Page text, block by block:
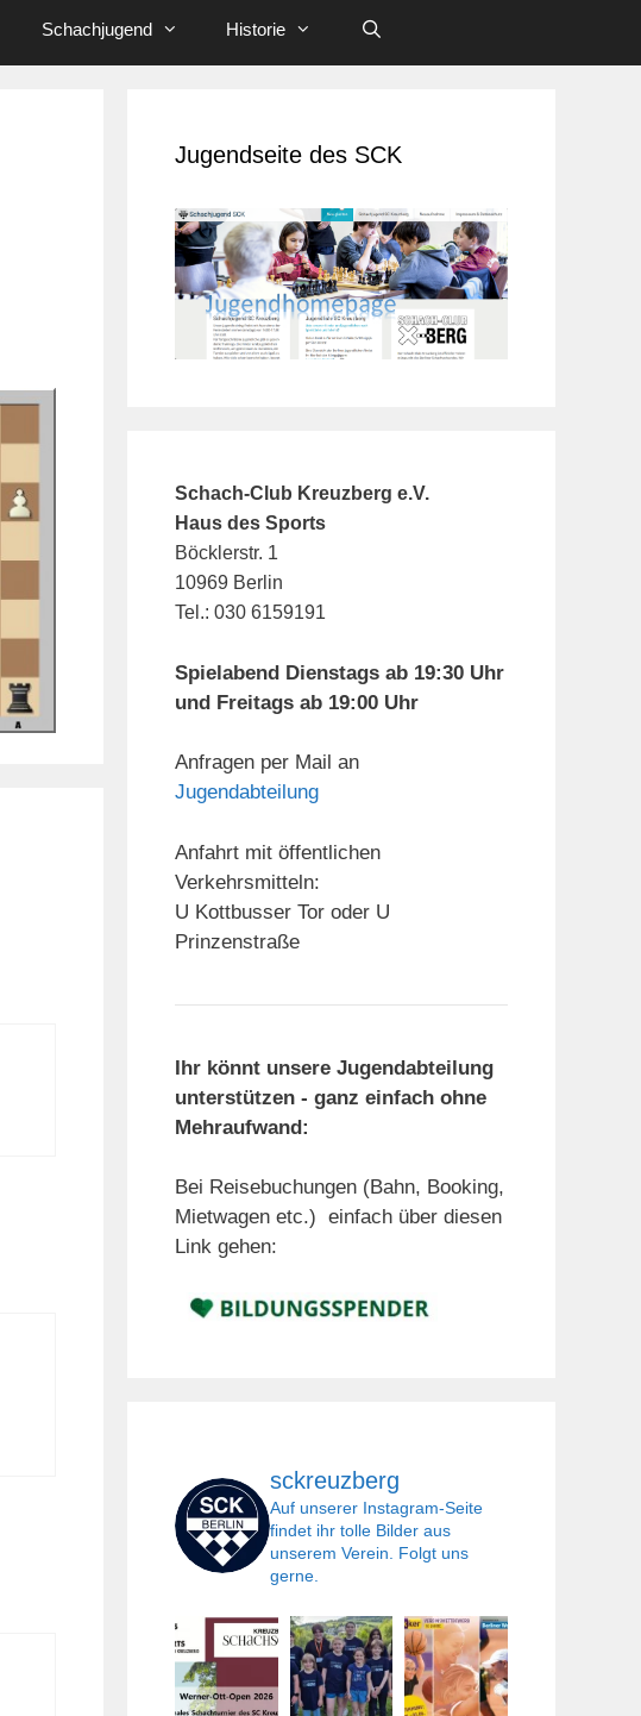
Schachjugend Historie
Jugendseite des SCK
Schach-Club Kreuzberg e.V.
Haus des Sports
Böcklerstr. 1
10969 Berlin
Tel.: 030 6159191
Spielabend Dienstags ab 19:30 Uhr
und Freitags ab 19:00 Uhr
Anfragen per Mail an
Jugendabteilung
Anfahrt mit öffentlichen
Verkehrsmitteln:
U Kottbusser Tor oder U
Prinzenstraße
Ihr könnt unsere Jugendabteilung
unterstützen - ganz einfach ohne
Mehraufwand:
Bei Reisebuchungen (Bahn, Booking,
Mietwagen etc.) einfach über diesen
Link gehen:
sckreuzberg
Auf unserer Instagram-Seite
findet ihr tolle Bilder aus
unserem Verein. Folgt uns
gerne.